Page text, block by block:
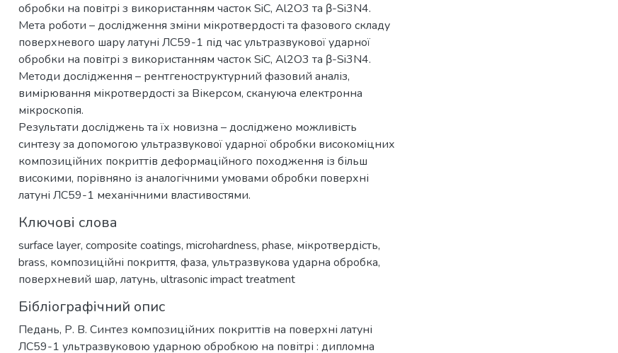
обробки на повітрі з використанням часток SiC, Al2O3 та β-Si3N4.
Мета роботи – дослідження зміни мікротвердості та фазового складу
поверхневого шару латуні ЛС59-1 під час ультразвукової ударної
обробки на повітрі з використанням часток SiC, Al2O3 та β-Si3N4.
Методи дослідження – рентгеноструктурний фазовий аналіз,
вимірювання мікротвердості за Вікерсом, скануюча електронна
мікроскопія.
Результати досліджень та їх новизна – досліджено можливість
синтезу за допомогою ультразвукової ударної обробки високоміцних
композиційних покриттів деформаційного походження із більш
високими, порівняно із аналогічними умовами обробки поверхні
латуні ЛС59-1 механічними властивостями.
Ключові слова
surface layer, composite coatings, microhardness, phase, мікротвердість,
brass, композиційні покриття, фаза, ультразвукова ударна обробка,
поверхневий шар, латунь, ultrasonic impact treatment
Бібліографічний опис
Педань, Р. В. Синтез композиційних покриттів на поверхні латуні
ЛС59-1 ультразвуковою ударною обробкою на повітрі : дипломна